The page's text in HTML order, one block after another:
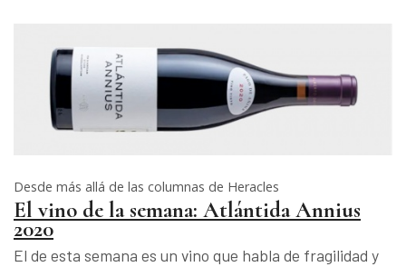
Desde más allá de las columnas de Heracles
El vino de la semana: Atlántida Annius
2020
El de esta semana es un vino que habla de fragilidad y